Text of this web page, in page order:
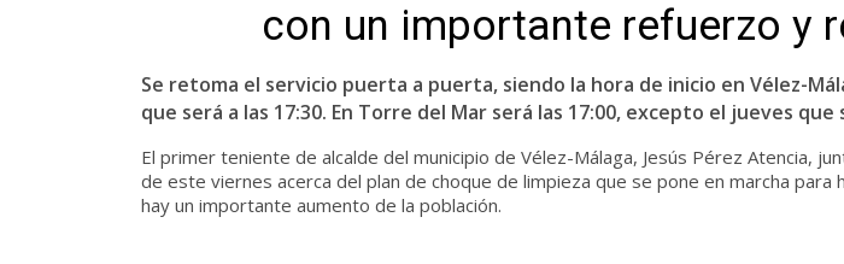
con un importante refuerzo y
Se retoma el servicio puerta a puerta, siendo la hora de inicio en Vélez-
que será a las 17:30. En Torre del Mar será las 17:00, excepto el jueves que
El primer teniente de alcalde del municipio de Vélez-Málaga, Jesús Pérez Atencia,
de este viernes acerca del plan de choque de limpieza que se pone en marcha
hay un importante aumento de la población.